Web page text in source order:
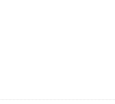
ilość tlenu przez
daily disposable
materiałów